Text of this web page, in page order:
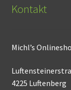
Kontakt
Michl’s
4225 Luftenberg